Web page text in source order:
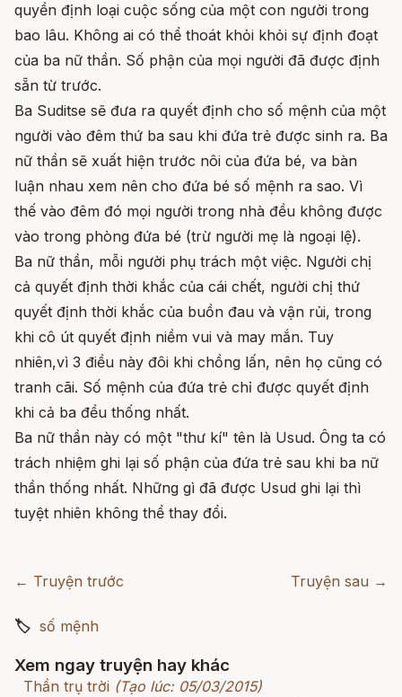
quyền định loại cuộc sống của một con người trong
bao lâu. Không ai có thể thoát khỏi khỏi sự định đoạt
của ba nữ thần. Số phận của mọi người đã được định
sẵn từ trước.
Ba Suditse sẽ đưa ra quyết định cho số mệnh của một
người vào đêm thứ ba sau khi đứa trẻ được sinh ra. Ba
nữ thần sẽ xuất hiện trước nôi của đứa bé, va bàn
luận nhau xem nên cho đứa bé số mệnh ra sao. Vì
thế vào đêm đó mọi người trong nhà đều không được
vào trong phòng đứa bé (trừ người mẹ là ngoại lệ).
Ba nữ thần, mỗi người phụ trách một việc. Người chị
cả quyết định thời khắc của cái chết, người chị thứ
quyết định thời khắc của buồn đau và vận rủi, trong
khi cô út quyết định niềm vui và may mắn. Tuy
nhiên,vì 3 điều này đôi khi chồng lấn, nên họ cũng có
tranh cãi. Số mệnh của đứa trẻ chỉ được quyết định
khi cả ba đều thống nhất.
Ba nữ thần này có một "thư kí" tên là Usud. Ông ta có
trách nhiệm ghi lại số phận của đứa trẻ sau khi ba nữ
thần thống nhất. Những gì đã được Usud ghi lại thì
tuyệt nhiên không thể thay đổi.
← Truyện trước Truyện sau →
🏷 số mệnh
Xem ngay truyện hay khác
Thần trụ trời (Tạo lúc: 05/03/2015)